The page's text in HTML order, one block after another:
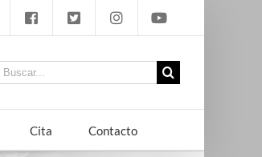
Cita Contacto